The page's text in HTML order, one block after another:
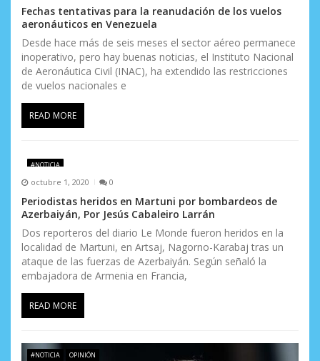
n
t
r
a
d
s
Fechas tentativas para la reanudación de los vuelos
aeronáuticos en Venezuela
Desde hace más de seis meses el sector aéreo permanece
inoperativo, pero hay buenas noticias, el Instituto Nacional
de Aeronáutica Civil (INAC), ha extendido las restricciones
de vuelos nacionales e
READ MORE
#NOTICIA
octubre 1, 2020 0
Periodistas heridos en Martuni por bombardeos de
Azerbaiyán, Por Jesús Cabaleiro Larrán
Dos reporteros del diario Le Monde fueron heridos en la
localidad de Martuni, en Artsaj, Nagorno-Karabaj tras un
ataque de las fuerzas de Azerbaiyán. Según señaló la
embajadora de Armenia en Francia,
READ MORE
#NOTICIA OPINIÓN